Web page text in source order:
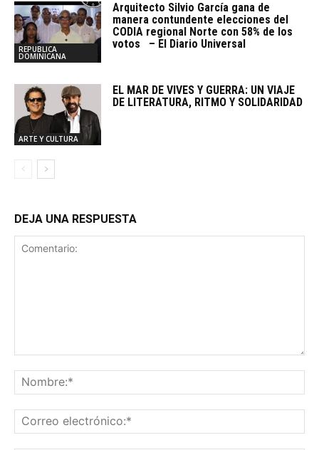
REPUBLICA
DOMINICANA
Arquitecto SiIvio García gana de
manera contundente elecciones del
CODIA regional Norte con 58% de los
votos – El Diario Universal
ARTE Y CULTURA
EL MAR DE VIVES Y GUERRA: UN VIAJE
DE LITERATURA, RITMO Y SOLIDARIDAD
DEJA UNA RESPUESTA